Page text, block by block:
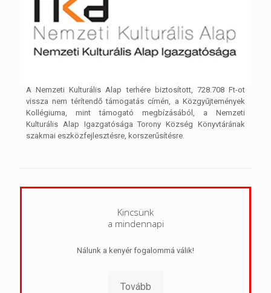
A Nemzeti Kulturális Alap terhére biztosított, 728.708 Ft-ot
vissza nem térítendő támogatás címén, a Közgyűjtemények
Kollégiuma, mint támogató megbízásából, a Nemzeti
Kulturális Alap Igazgatósága Torony Község Könyvtárának
szakmai eszközfejlesztésre, korszerűsítésre.
Kincsünk
a mindennapi
Nálunk a kenyér fogalommá válik!
Tovább